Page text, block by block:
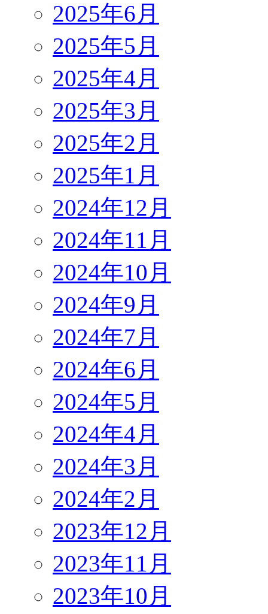
2025年6月
2025年5月
2025年4月
2025年3月
2025年2月
2025年1月
2024年12月
2024年11月
2024年10月
2024年9月
2024年7月
2024年6月
2024年5月
2024年4月
2024年3月
2024年2月
2023年12月
2023年11月
2023年10月